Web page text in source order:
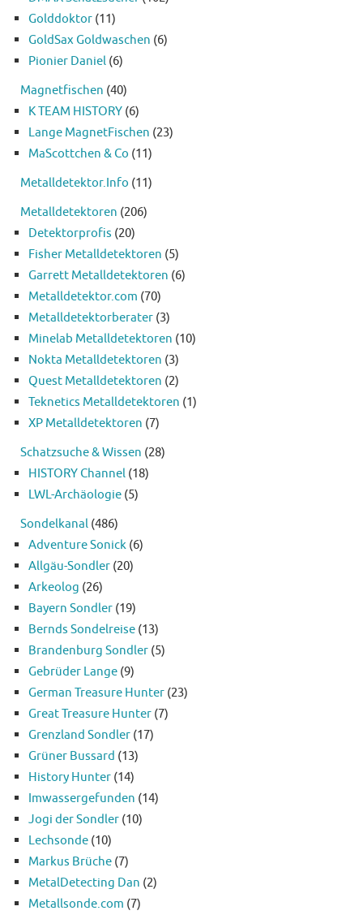
Golddoktor (11)
GoldSax Goldwaschen (6)
Pionier Daniel (6)
Magnetfischen (40)
K TEAM HISTORY (6)
Lange MagnetFischen (23)
MaScottchen & Co (11)
Metalldetektor.Info (11)
Metalldetektoren (206)
Detektorprofis (20)
Fisher Metalldetektoren (5)
Garrett Metalldetektoren (6)
Metalldetektor.com (70)
Metalldetektorberater (3)
Minelab Metalldetektoren (10)
Nokta Metalldetektoren (3)
Quest Metalldetektoren (2)
Teknetics Metalldetektoren (1)
XP Metalldetektoren (7)
Schatzsuche & Wissen (28)
HISTORY Channel (18)
LWL-Archäologie (5)
Sondelkanal (486)
Adventure Sonick (6)
Allgäu-Sondler (20)
Arkeolog (26)
Bayern Sondler (19)
Bernds Sondelreise (13)
Brandenburg Sondler (5)
Gebrüder Lange (9)
German Treasure Hunter (23)
Great Treasure Hunter (7)
Grenzland Sondler (17)
Grüner Bussard (13)
History Hunter (14)
Imwassergefunden (14)
Jogi der Sondler (10)
Lechsonde (10)
Markus Brüche (7)
MetalDetecting Dan (2)
Metallsonde.com (7)